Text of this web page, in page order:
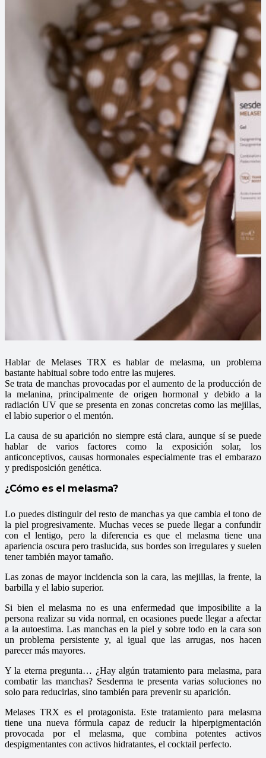
Hablar de Melases TRX es hablar de melasma, un problema
bastante habitual sobre todo entre las mujeres.
Se trata de manchas provocadas por el aumento de la producción de
la melanina, principalmente de origen hormonal y debido a la
radiación UV que se presenta en zonas concretas como las mejillas,
el labio superior o el mentón.
La causa de su aparición no siempre está clara, aunque sí­ se puede
hablar de varios factores como la exposición solar, los
anticonceptivos, causas hormonales especialmente tras el embarazo
y predisposición genética.
¿Cómo es el melasma?
Lo puedes distinguir del resto de manchas ya que cambia el tono de
la piel progresivamente. Muchas veces se puede llegar a confundir
con el lentigo, pero la diferencia es que el melasma tiene una
apariencia oscura pero traslucida, sus bordes son irregulares y suelen
tener también mayor tamaño.
Las zonas de mayor incidencia son la cara, las mejillas, la frente, la
barbilla y el labio superior.
Si bien el melasma no es una enfermedad que imposibilite a la
persona realizar su vida normal, en ocasiones puede llegar a afectar
a la autoestima. Las manchas en la piel y sobre todo en la cara son
un problema persistente y, al igual que las arrugas, nos hacen
parecer más mayores.
Y la eterna pregunta… ¿Hay algún tratamiento para melasma, para
combatir las manchas? Sesderma te presenta varias soluciones no
solo para reducirlas, sino también para prevenir su aparición.
Melases TRX es el protagonista. Este tratamiento para melasma
tiene una nueva fórmula capaz de reducir la hiperpigmentación
provocada por el melasma, que combina potentes activos
despigmentantes con activos hidratantes, el cocktail perfecto.